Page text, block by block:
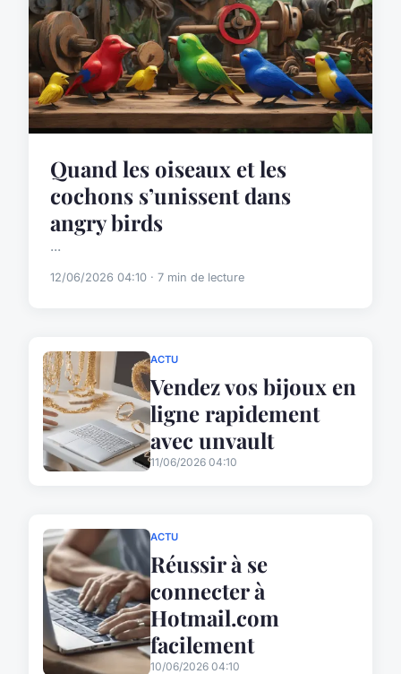
Quand les oiseaux et les
cochons s’unissent dans
angry birds
...
12/06/2026 04:10 · 7 min de lecture
ACTU
Vendez vos bijoux en
ligne rapidement
avec unvault
11/06/2026 04:10
ACTU
Réussir à se
connecter à
Hotmail.com
facilement
10/06/2026 04:10